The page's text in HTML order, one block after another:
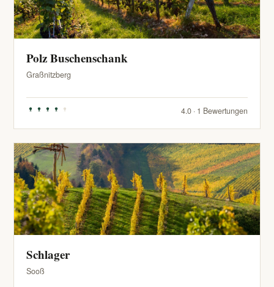
Polz Buschenschank
Graßnitzberg
4.0 · 1 Bewertungen
Schlager
Sooß